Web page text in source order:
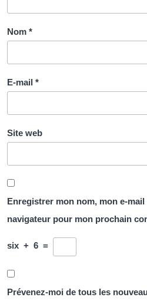
Nom *
E-mail *
Site web
Enregistrer mon nom, mon e-
navigateur pour mon prochain
six + 6 =
Prévenez-moi de tous les